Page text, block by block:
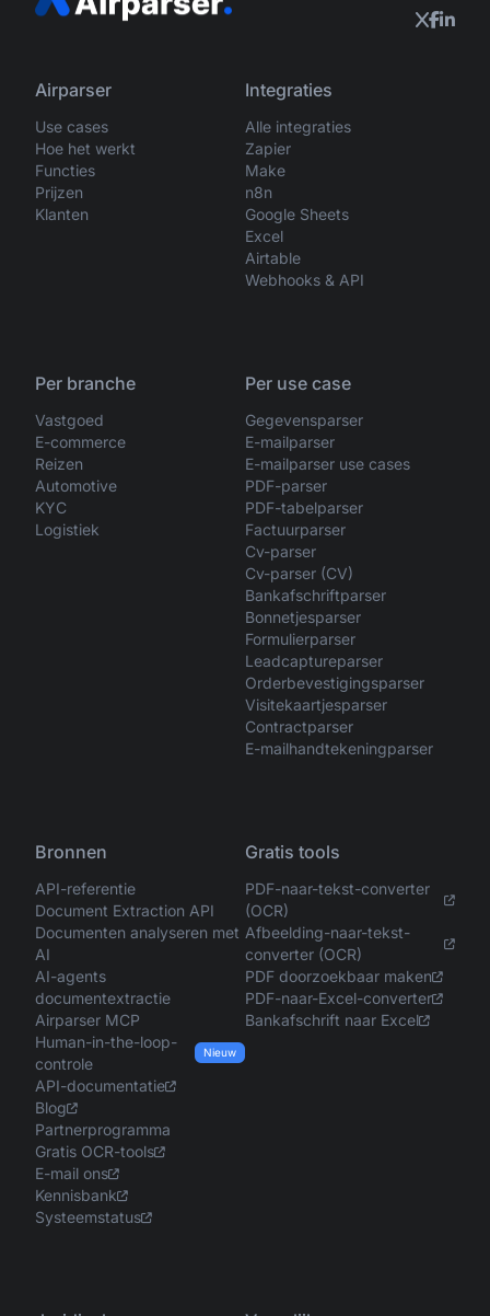
Airparser
Use cases
Hoe het werkt
Functies
Prijzen
Klanten
Integraties
Alle integraties
Zapier
Make
n8n
Google Sheets
Excel
Airtable
Webhooks & API
Per branche
Vastgoed
E-commerce
Reizen
Automotive
KYC
Logistiek
Per use case
Gegevensparser
E-mailparser
E-mailparser use cases
PDF-parser
PDF-tabelparser
Factuurparser
Cv-parser
Cv-parser (CV)
Bankafschriftparser
Bonnetjesparser
Formulierparser
Leadcaptureparser
Orderbevestigingsparser
Visitekaartjesparser
Contractparser
E-mailhandtekeningparser
Bronnen
API-referentie
Document Extraction API
Documenten analyseren met
AI
AI-agents
documentextractie
Airparser MCP
Human-in-the-loop-
controle
Nieuw
API-documentatie
Blog
Partnerprogramma
Gratis OCR-tools
E-mail ons
Kennisbank
Systeemstatus
Gratis tools
PDF-naar-tekst-converter
(OCR)
Afbeelding-naar-tekst-
converter (OCR)
PDF doorzoekbaar maken
PDF-naar-Excel-converter
Bankafschrift naar Excel